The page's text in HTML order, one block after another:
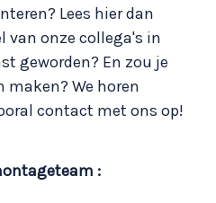
Lees hier dan
van onze collega's in
geworden? En zou je
We horen
contact met ons op!
: